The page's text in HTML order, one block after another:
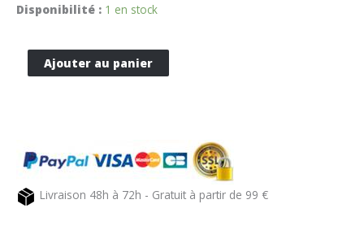
Disponibilité : 1 en stock
quantité
de
en
bleu
Ajouter au panier
Livraison 48h à 72h - Gratuit à partir de 99 €